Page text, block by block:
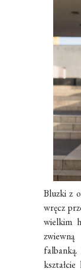
Bluzki z
wręcz
wielkim